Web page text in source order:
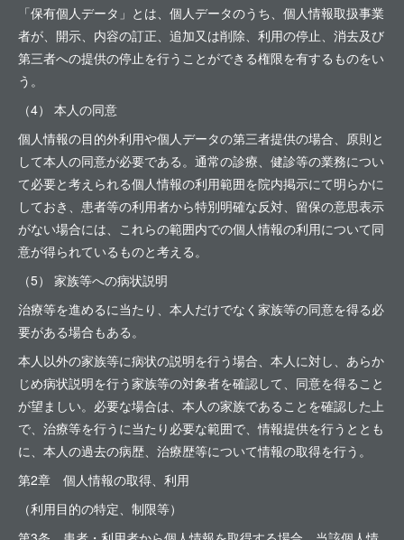
「保有個人データ」とは、個人データのうち、個人情報取扱事業
者が、開示、内容の訂正、追加又は削除、利用の停止、消去及び
第三者への提供の停止を行うことができる権限を有するものをい
う。
（4） 本人の同意
個人情報の目的外利用や個人データの第三者提供の場合、原則と
して本人の同意が必要である。通常の診療、健診等の業務につい
て必要と考えられる個人情報の利用範囲を院内掲示にて明らかに
しておき、患者等の利用者から特別明確な反対、留保の意思表示
がない場合には、これらの範囲内での個人情報の利用について同
意が得られているものと考える。
（5） 家族等への病状説明
治療等を進めるに当たり、本人だけでなく家族等の同意を得る必
要がある場合もある。
本人以外の家族等に病状の説明を行う場合、本人に対し、あらか
じめ病状説明を行う家族等の対象者を確認して、同意を得ること
が望ましい。必要な場合は、本人の家族であることを確認した上
で、治療等を行うに当たり必要な範囲で、情報提供を行うととも
に、本人の過去の病歴、治療歴等について情報の取得を行う。
第2章 個人情報の取得、利用
（利用目的の特定、制限等）